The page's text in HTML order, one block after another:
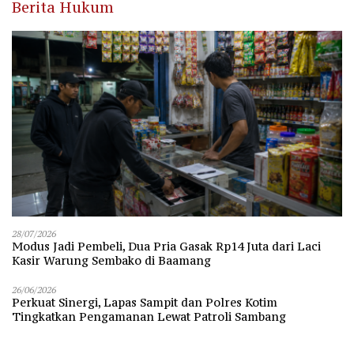
Berita Hukum
28/07/2026
Modus Jadi Pembeli, Dua Pria Gasak Rp14 Juta dari Laci
Kasir Warung Sembako di Baamang
26/06/2026
Perkuat Sinergi, Lapas Sampit dan Polres Kotim
Tingkatkan Pengamanan Lewat Patroli Sambang